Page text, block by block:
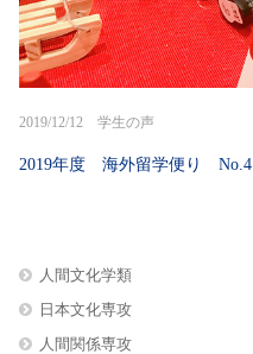
2019/12/12 学生の声
2019年度 海外留学便り No.4
人間文化学類
日本文化専攻
人間関係専攻